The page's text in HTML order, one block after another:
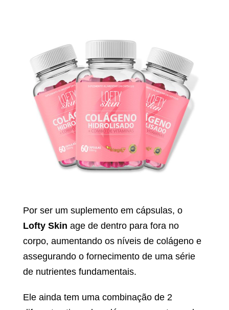
Por ser um suplemento em cápsulas, o
Lofty Skin age de dentro para fora no
corpo, aumentando os níveis de colágeno e
assegurando o fornecimento de uma série
de nutrientes fundamentais.
Ele ainda tem uma combinação de 2